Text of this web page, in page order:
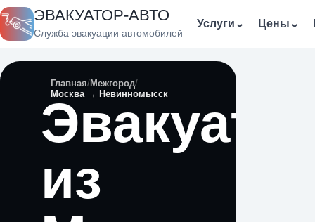
ЭВАКУАТОР-АВТО
Служба эвакуации автомобилей
Услуги ⌄ Цены ⌄
Главная Межгород
Москва → Невинномысск
из